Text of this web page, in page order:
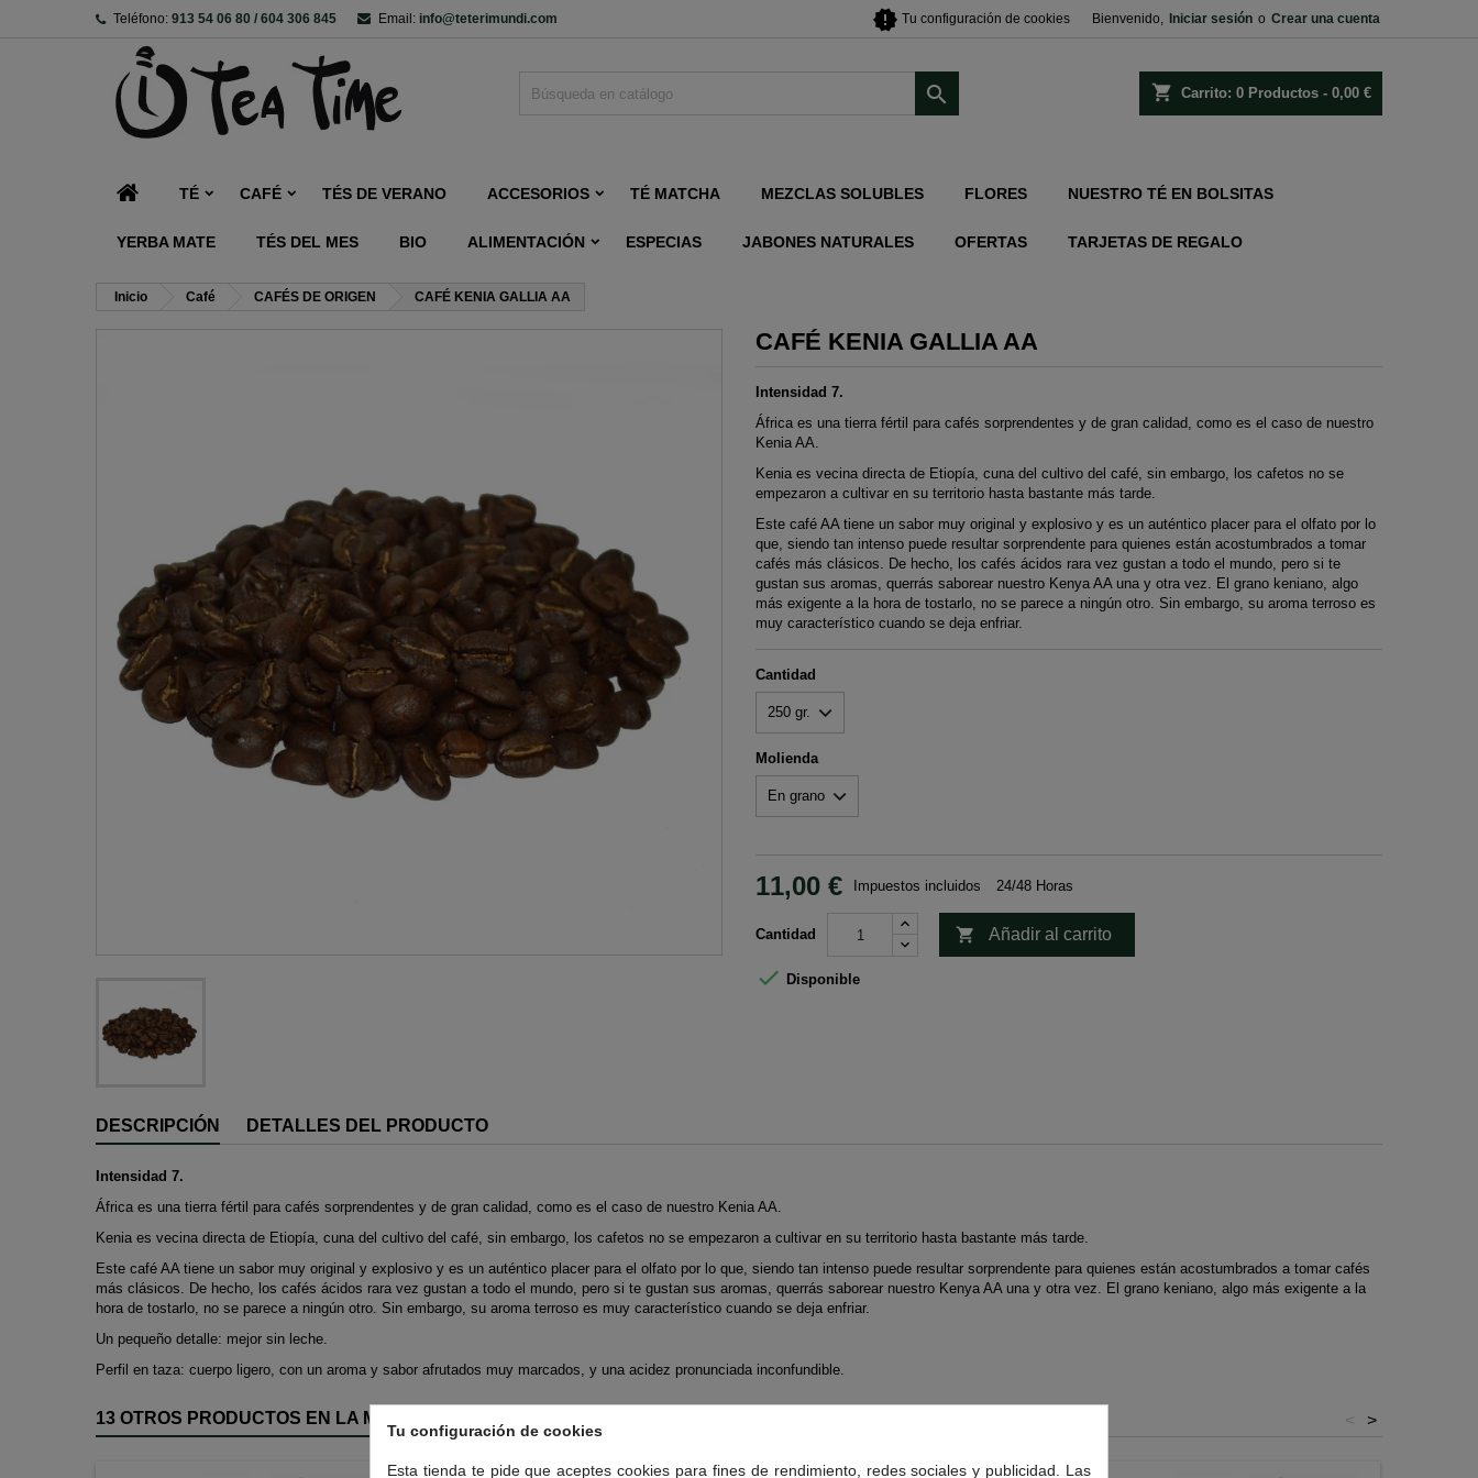
Teléfono: 913 54 06 80 / 604 306 845 Email: info@teterimundi.com Bienvenido, Iniciar sesión o Crear una cuenta
new_releases Tu configuración de cookies
shopping_cart Carrito: 0 Productos - 0,00 €

TÉ CAFÉ TÉS DE VERANO ACCESORIOS TÉ MATCHA MEZCLAS SOLUBLES FLORES NUESTRO TÉ EN BOLSITAS
YERBA MATE TÉS DEL MES BIO ALIMENTACIÓN ESPECIAS JABONES NATURALES OFERTAS TARJETAS DE REGALO
Inicio Café CAFÉS DE ORIGEN CAFÉ KENIA GALLIA AA
CAFÉ KENIA GALLIA AA
Intensidad 7.
África es una tierra fértil para cafés sorprendentes y de gran calidad, como es el caso de nuestro
Kenia AA.
Kenia es vecina directa de Etiopía, cuna del cultivo del café, sin embargo, los cafetos no se
empezaron a cultivar en su territorio hasta bastante más tarde.
Este café AA tiene un sabor muy original y explosivo y es un auténtico placer para el olfato por lo
que, siendo tan intenso puede resultar sorprendente para quienes están acostumbrados a tomar
cafés más clásicos. De hecho, los cafés ácidos rara vez gustan a todo el mundo, pero si te
gustan sus aromas, querrás saborear nuestro Kenya AA una y otra vez. El grano keniano, algo
más exigente a la hora de tostarlo, no se parece a ningún otro. Sin embargo, su aroma terroso es
muy característico cuando se deja enfriar.
Cantidad
Molienda
11,00 € Impuestos incluidos 24/48 Horas
Cantidad  Añadir al carrito
 Disponible
DESCRIPCIÓN DETALLES DEL PRODUCTO
Intensidad 7.
África es una tierra fértil para cafés sorprendentes y de gran calidad, como es el caso de nuestro Kenia AA.
Kenia es vecina directa de Etiopía, cuna del cultivo del café, sin embargo, los cafetos no se empezaron a cultivar en su territorio hasta bastante más tarde.
Este café AA tiene un sabor muy original y explosivo y es un auténtico placer para el olfato por lo que, siendo tan intenso puede resultar sorprendente para quienes están acostumbrados a tomar cafés
más clásicos. De hecho, los cafés ácidos rara vez gustan a todo el mundo, pero si te gustan sus aromas, querrás saborear nuestro Kenya AA una y otra vez. El grano keniano, algo más exigente a la
hora de tostarlo, no se parece a ningún otro. Sin embargo, su aroma terroso es muy característico cuando se deja enfriar.
Un pequeño detalle: mejor sin leche.
Perfil en taza: cuerpo ligero, con un aroma y sabor afrutados muy marcados, y una acidez pronunciada inconfundible.
13 OTROS PRODUCTOS EN LA MISMA CATEGORÍA: >
<
Tu configuración de cookies
Esta tienda te pide que aceptes cookies para fines de rendimiento, redes sociales y publicidad. Las